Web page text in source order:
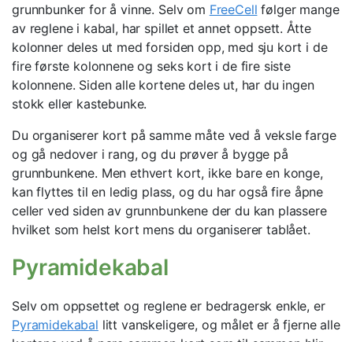
grunnbunker for å vinne. Selv om FreeCell følger mange
av reglene i kabal, har spillet et annet oppsett. Åtte
kolonner deles ut med forsiden opp, med sju kort i de
fire første kolonnene og seks kort i de fire siste
kolonnene. Siden alle kortene deles ut, har du ingen
stokk eller kastebunke.
Du organiserer kort på samme måte ved å veksle farge
og gå nedover i rang, og du prøver å bygge på
grunnbunkene. Men ethvert kort, ikke bare en konge,
kan flyttes til en ledig plass, og du har også fire åpne
celler ved siden av grunnbunkene der du kan plassere
hvilket som helst kort mens du organiserer tablået.
Pyramidekabal
Selv om oppsettet og reglene er bedragersk enkle, er
Pyramidekabal litt vanskeligere, og målet er å fjerne alle